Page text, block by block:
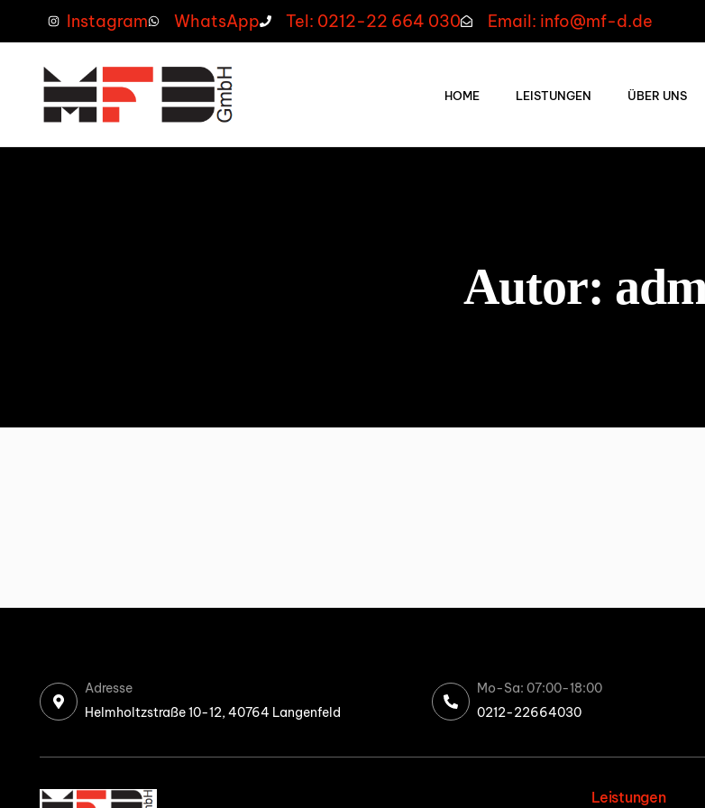
Instagram WhatsApp Tel: 0212-22 664 030 Email: info@mf-d.de
HOME LEISTUNGEN ÜBER UNS
Autor:
Adresse
Helmholtzstraße 10-12, 40764 Langenfeld
Mo-Sa: 07:00-18:00
0212-22664030
Leistungen